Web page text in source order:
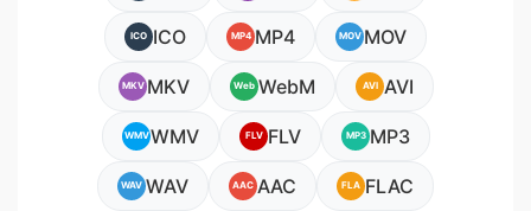
ICO ICO MP4 MP4 MOV MOV
MKV MKV Web WebM AVI AVI
WMVWMV FLV FLV MP3 MP3
WAV WAV AAC AAC FLA FLAC